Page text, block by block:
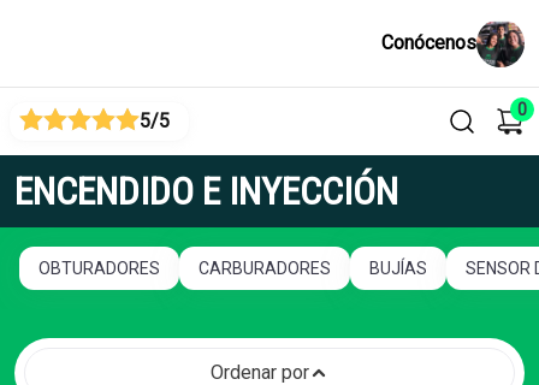
Conócenos
5/5 0
ENCENDIDO E INYECCIÓN
OBTURADORES CARBURADORES BUJÍAS SENSOR
Ordenar por